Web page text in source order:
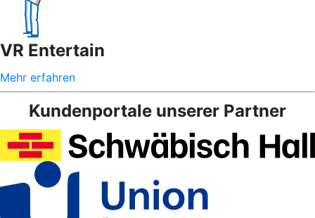
VR Entertain
Mehr erfahren
Kundenportale unserer Partner